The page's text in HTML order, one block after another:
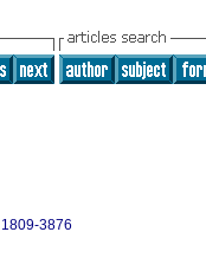
1809-3876